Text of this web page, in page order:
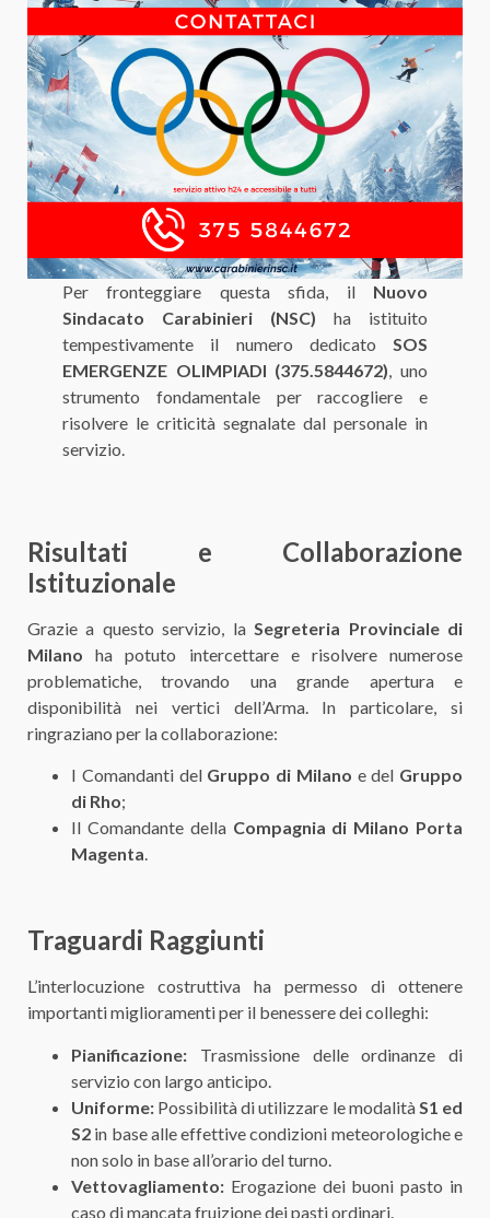
Per fronteggiare questa sfida, il Nuovo
Sindacato Carabinieri (NSC) ha istituito
tempestivamente il numero dedicatoSOS
EMERGENZE OLIMPIADI (375.5844672), uno
strumento fondamentale per raccogliere e
risolvere le criticità segnalate dal personale in
servizio.
Risultati e Collaborazione
Istituzionale
Grazie a questo servizio, laSegreteria Provinciale di
Milano ha potuto intercettare e risolvere numerose
problematiche, trovando una grande apertura e
disponibilità nei vertici dell’Arma. In particolare, si
ringraziano per la collaborazione:
I Comandanti del Gruppo di Milano e del Gruppo
di Rho;
Il Comandante della Compagnia di Milano Porta
Magenta.
Traguardi Raggiunti
L’interlocuzione costruttiva ha permesso di ottenere
importanti miglioramenti per il benessere dei colleghi:
Pianificazione: Trasmissione delle ordinanze di
servizio con largo anticipo.
Uniforme: Possibilità di utilizzare le modalità S1 ed
S2 in base alle effettive condizioni meteorologiche e
non solo in base all’orario del turno.
Vettovagliamento: Erogazione dei buoni pasto in
caso di mancata fruizione dei pasti ordinari.